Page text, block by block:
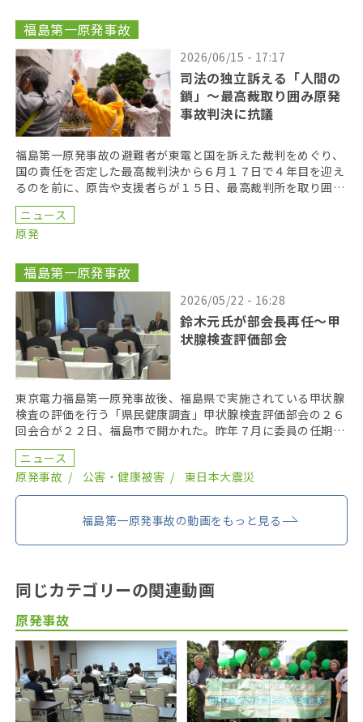
福島第一原発事故
2026/06/15 - 17:17
司法の独立訴える「人間の
鎖」〜最高裁取り囲み原発
事故判決に抗議
福島第一原発事故の避難者が東電と国を訴えた裁判をめぐり、
国の責任を否定した最高裁判決から６月１７日で４年目を迎え
るのを前に、原告や支援者らが１５日、最高裁判所を取り囲む
「人間の鎖」を行い、司法の独立を訴えた。 呼びかけた […]
ニュース
原発
福島第一原発事故
2026/05/22 - 16:28
鈴木元氏が部会長再任〜甲
状腺検査評価部会
東京電力福島第一原発事故後、福島県で実施されている甲状腺
検査の評価を行う「県民健康調査」甲状腺検査評価部会の２６
回会合が２２日、福島市で開かれた。昨年７月に委員の任期を
終え、委員が改選されてから初の開催となり、鈴木元保内 […]
ニュース
原発事故
公害・健康被害 東日本大震災
福島第一原発事故の動画をもっと見る
同じカテゴリーの関連動画
原発事故